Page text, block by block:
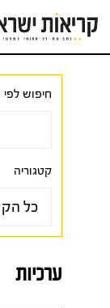
לתוכן
חיפוש
קטגוריה
ערכיות